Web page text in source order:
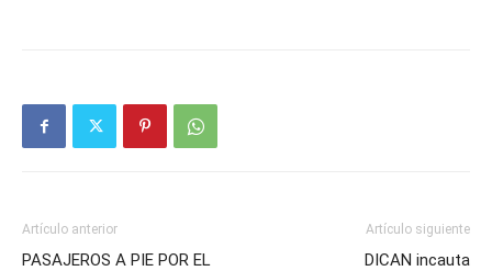
Artículo anterior
PASAJEROS A PIE POR EL
Artículo siguiente
DICAN incauta